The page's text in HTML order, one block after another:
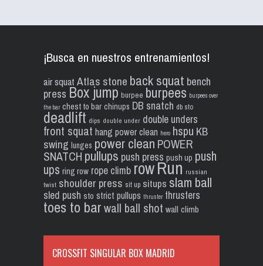
¡Busca en nuestros entrenamientos!
air squat Atlas stone back squat bench
press Box jump burpee burpees burpees over
the bar chest to bar chinups DB snatch db sto
deadlift dips double under double unders
front squat hang power clean hero hspu KB
swing lunges power clean POWER
SNATCH pullups push press push up push
ups ring row rope climb rowRun russian
twist shoulder press sit up situps slam ball
sled push sto strict pullups thruster thrusters
toes to barwall ball shot wall climb
CROSSFIT SINGULAR BOX MADRID